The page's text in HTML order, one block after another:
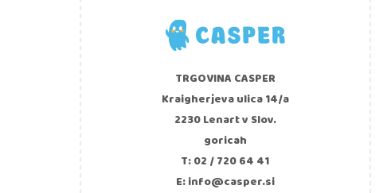
TRGOVINA CASPER
Kraigherjeva ulica 14/a
2230 Lenart v Slov.
goricah
T: 02 / 720 64 41
E: info@casper.si